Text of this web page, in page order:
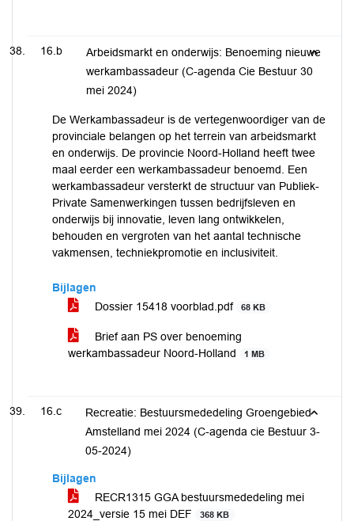
16.b
Arbeidsmarkt en onderwijs: Benoeming nieuwe
werkambassadeur (C-agenda Cie Bestuur 30
mei 2024)
De Werkambassadeur is de vertegenwoordiger van de
provinciale belangen op het terrein van arbeidsmarkt
en onderwijs. De provincie Noord-Holland heeft twee
maal eerder een werkambassadeur benoemd. Een
werkambassadeur versterkt de structuur van Publiek-
Private Samenwerkingen tussen bedrijfsleven en
onderwijs bij innovatie, leven lang ontwikkelen,
behouden en vergroten van het aantal technische
vakmensen, techniekpromotie en inclusiviteit.
Bijlagen
Dossier 15418 voorblad.pdf
68 KB
Brief aan PS over benoeming
werkambassadeur Noord-Holland
1 MB
16.c
Recreatie: Bestuursmededeling Groengebied
Amstelland mei 2024 (C-agenda cie Bestuur 3-
05-2024)
Bijlagen
RECR1315 GGA bestuursmededeling mei
2024_versie 15 mei DEF
368 KB